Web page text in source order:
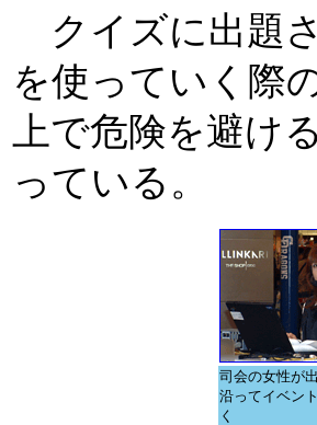
クイズに出題
を使っていく際
上で危険を避け
っている。
司会の女性が
沿ってイベン
く